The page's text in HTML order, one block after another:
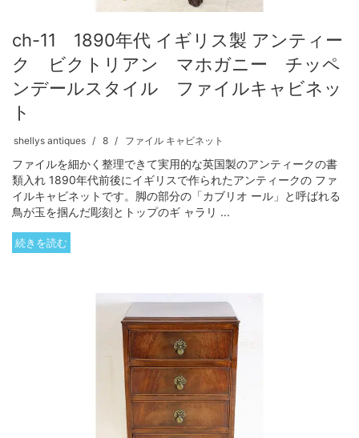
ch-11 1890年代 イギリス製 アンティー
ク ビクトリアン マホガニー チッペ
ンデールスタイル ファイルキャビネッ
ト
shellys antiques 8 ファイル キャビネット
ファイルを細かく整理できて実用的な英国製のアンティークの書
類入れ 1890年代前後にイギリスで作られたアンティークの ファ
イルキャビネットです。脚の部分の「カブリオ ール」と呼ばれる
鳥が玉を掴んだ彫刻とトップのギ ャラリ ...
続きを読む